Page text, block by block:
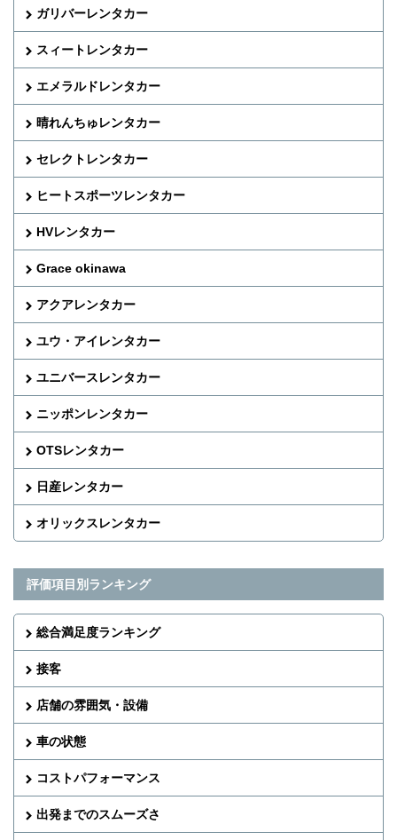
ガリバーレンタカー
スィートレンタカー
エメラルドレンタカー
晴れんちゅレンタカー
セレクトレンタカー
ヒートスポーツレンタカー
HVレンタカー
Grace okinawa
アクアレンタカー
ユウ・アイレンタカー
ユニバースレンタカー
ニッポンレンタカー
OTSレンタカー
日産レンタカー
オリックスレンタカー
評価項目別ランキング
総合満足度ランキング
接客
店舗の雰囲気・設備
車の状態
コストパフォーマンス
出発までのスムーズさ